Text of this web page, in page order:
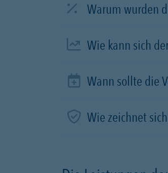
Warum wurden
Wie kann sich
Wann sollte die
Wie zeichnet